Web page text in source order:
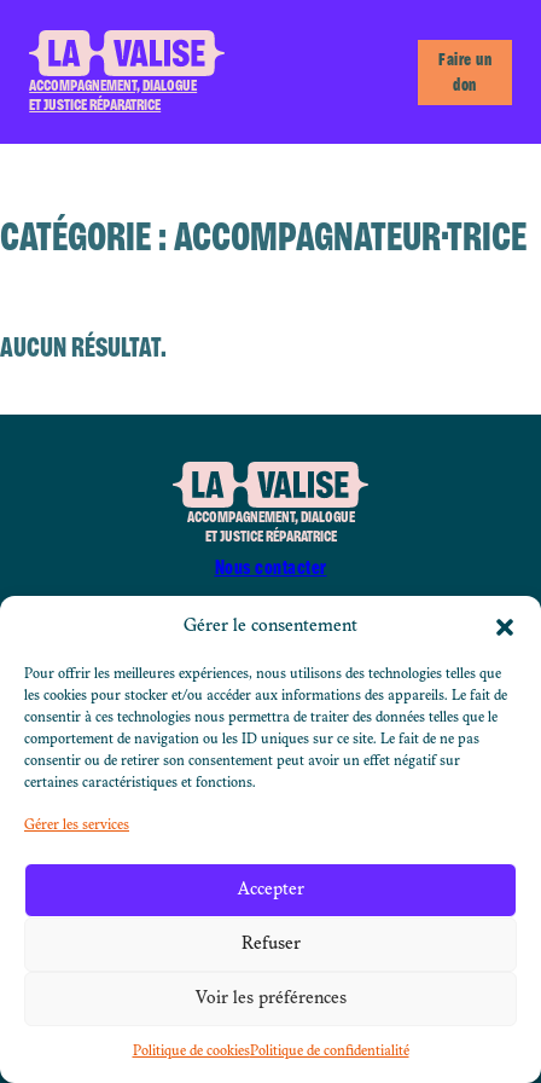
Gérer le consentement
Pour offrir les meilleures expériences, nous utilisons des technologies telles que
les cookies pour stocker et/ou accéder aux informations des appareils. Le fait de
consentir à ces technologies nous permettra de traiter des données telles que le
comportement de navigation ou les ID uniques sur ce site. Le fait de ne pas
consentir ou de retirer son consentement peut avoir un effet négatif sur
certaines caractéristiques et fonctions.
Gérer les services
Accepter
Refuser
Voir les préférences
Politique de cookiesPolitique de confidentialité
ACCOMPAGNEMENT, DIALOGUE
ET JUSTICE RÉPARATRICE
Faire un
don
CATÉGORIE :ACCOMPAGNATEUR·TRICE
AUCUN RÉSULTAT.
ACCOMPAGNEMENT, DIALOGUE
ET JUSTICE RÉPARATRICE
Nous contacter
À PROPOS
NOTRE ÉQUIPE
Nous suivre sur LinkedInNous suivre sur Instagram
Nous suivre
Mentions légales